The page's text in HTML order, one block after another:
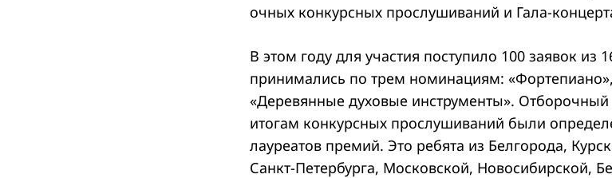
очных конкурсных прослушиваний и Гала-
В этом году для участия поступило 100 заявок из
принимались по трем номинациям:
«Деревянные духовые инструменты».
итогам конкурсных прослушиваний были
лауреатов премий. Это ребята из Белгорода,
Санкт-Петербурга, Московской, Новосибирской,